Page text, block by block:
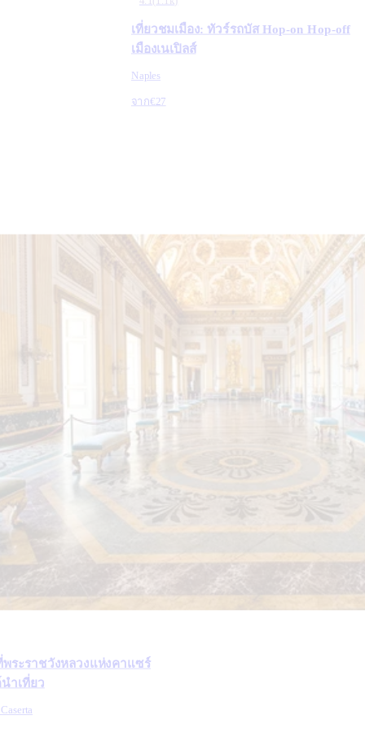
เที่ยวชมเมือง: ทัวร์รถบัส Hop-on Hop-off
เมืองเนเปิลส์
Naples
จาก€27
พระราชวังหลวงแห่งคาแซร์
ำเที่ยว